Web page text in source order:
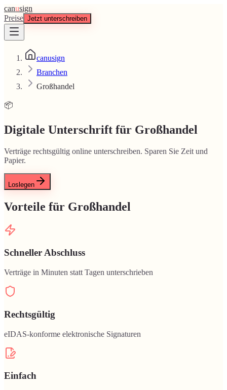
canusign
Preise Jetzt unterschreiben
canusign
Branchen
Großhandel
📦
Digitale Unterschrift für Großhandel
Verträge rechtsgültig online unterschreiben. Sparen Sie Zeit und
Papier.
Loslegen
Vorteile für Großhandel
Schneller Abschluss
Verträge in Minuten statt Tagen unterschrieben
Rechtsgültig
eIDAS-konforme elektronische Signaturen
Einfach